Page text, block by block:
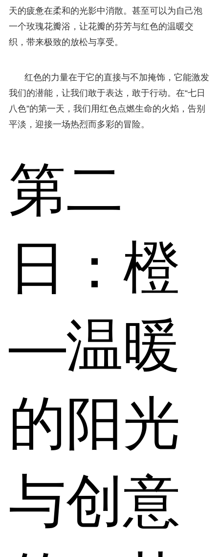
天的疲惫在柔和的光影中消散。甚至可以为自己泡
一个玫瑰花瓣浴，让花瓣的芬芳与红色的温暖交
织，带来极致的放松与享受。
红色的力量在于它的直接与不加掩饰，它能激发
我们的潜能，让我们敢于表达，敢于行动。在“七日
八色”的第一天，我们用红色点燃生命的火焰，告别
平淡，迎接一场热烈而多彩的冒险。
第二
日：橙
—温暖
的阳光
与创意